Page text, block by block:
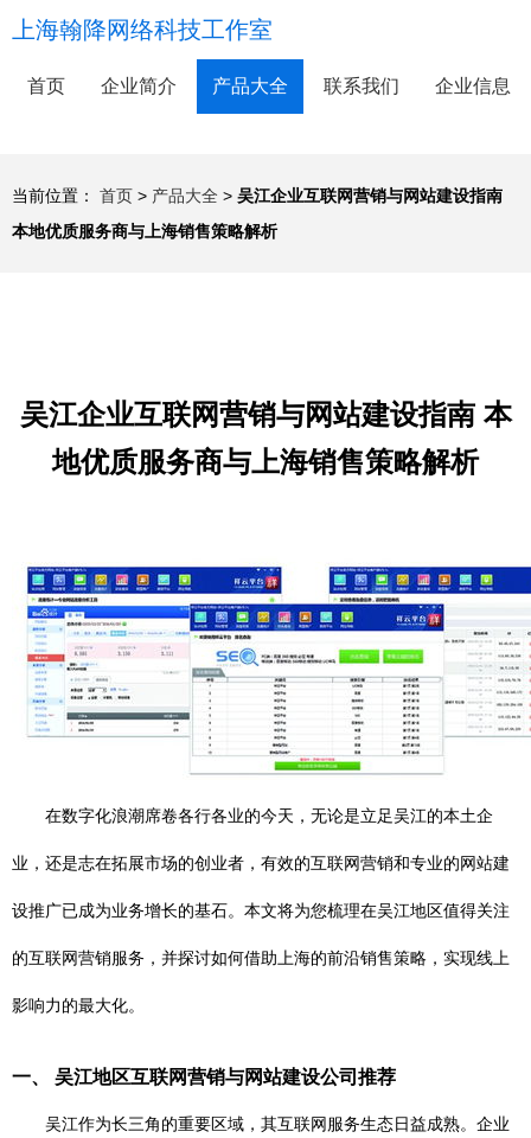
上海翰降网络科技工作室
首页 企业简介 产品大全 联系我们 企业信息
当前位置： 首页 > 产品大全 > 吴江企业互联网营销与网站建设指南
本地优质服务商与上海销售策略解析
吴江企业互联网营销与网站建设指南 本
地优质服务商与上海销售策略解析
在数字化浪潮席卷各行各业的今天，无论是立足吴江的本土企
业，还是志在拓展市场的创业者，有效的互联网营销和专业的网站建
设推广已成为业务增长的基石。本文将为您梳理在吴江地区值得关注
的互联网营销服务，并探讨如何借助上海的前沿销售策略，实现线上
影响力的最大化。
一、 吴江地区互联网营销与网站建设公司推荐
吴江作为长三角的重要区域，其互联网服务生态日益成熟。企业